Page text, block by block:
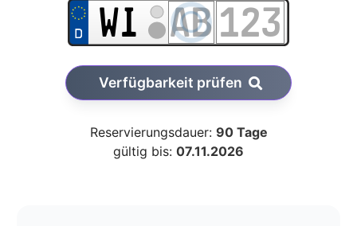
Verfügbarkeit prüfen
Reservierungsdauer: 90 Tage
gültig bis: 07.11.2026